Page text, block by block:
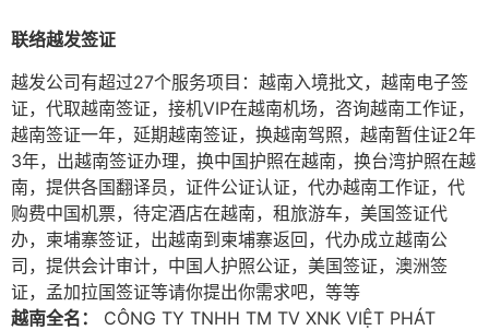
联络越发签证
越发公司有超过27个服务项目：越南入境批文，越南电子签
证，代取越南签证，接机VIP在越南机场，咨询越南工作证，
越南签证一年，延期越南签证，换越南驾照，越南暂住证2年
3年，出越南签证办理，换中国护照在越南，换台湾护照在越
南，提供各国翻译员，证件公证认证，代办越南工作证，代
购费中国机票，待定酒店在越南，租旅游车，美国签证代
办，柬埔寨签证，出越南到柬埔寨返回，代办成立越南公
司，提供会计审计，中国人护照公证，美国签证，澳洲签
证，孟加拉国签证等请你提出你需求吧，等等
越南全名：
CÔNG TY TNHH TM TV XNK VIỆT PHÁT